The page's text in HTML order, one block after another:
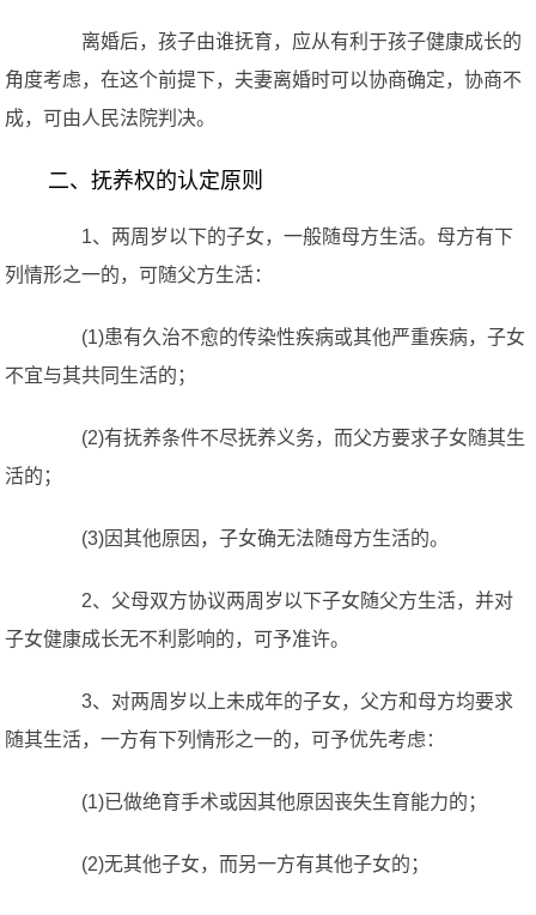
离婚后，孩子由谁抚育，应从有利于孩子健康成长的
角度考虑，在这个前提下，夫妻离婚时可以协商确定，协商不
成，可由人民法院判决。
二、抚养权的认定原则
1、两周岁以下的子女，一般随母方生活。母方有下
列情形之一的，可随父方生活：
(1)患有久治不愈的传染性疾病或其他严重疾病，子女
不宜与其共同生活的；
(2)有抚养条件不尽抚养义务，而父方要求子女随其生
活的；
(3)因其他原因，子女确无法随母方生活的。
2、父母双方协议两周岁以下子女随父方生活，并对
子女健康成长无不利影响的，可予准许。
3、对两周岁以上未成年的子女，父方和母方均要求
随其生活，一方有下列情形之一的，可予优先考虑：
(1)已做绝育手术或因其他原因丧失生育能力的；
(2)无其他子女，而另一方有其他子女的；